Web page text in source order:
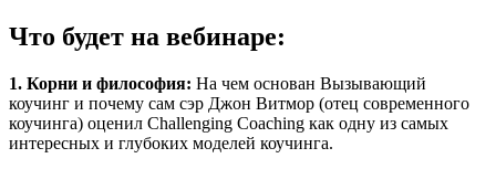
Что будет на вебинаре:
1. Корни и философия: На чем основан Вызывающий
коучинг и почему сам сэр Джон Витмор (отец современного
коучинга) оценил Challenging Coaching как одну из самых
интересных и глубоких моделей коучинга.